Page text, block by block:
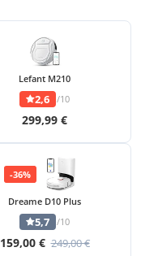
Lefant M210
2,6 /10
299,99 €
-36%
Dreame D10 Plus
5,7 /10
159,00 € 249,00 €